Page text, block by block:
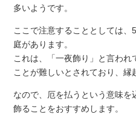
多いようです。
ここで注意することとしては
庭があります。
これは、「一夜飾り」と言われ
ことが難しいとされており、縁
なので、厄を払うという意味を
飾ることをおすすめします。